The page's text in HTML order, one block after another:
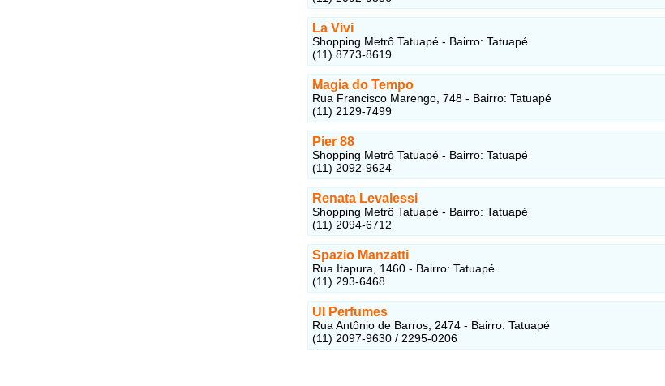
La Vivi
Shopping Metrô Tatuapé - Bairro: Tatuapé
(11) 8773-8619
Magia do Tempo
Rua Francisco Marengo, 748 - Bairro: Tatuapé
(11) 2129-7499
Pier 88
Shopping Metrô Tatuapé - Bairro: Tatuapé
(11) 2092-9624
Renata Levalessi
Shopping Metrô Tatuapé - Bairro: Tatuapé
(11) 2094-6712
Spazio Manzatti
Rua Itapura, 1460 - Bairro: Tatuapé
(11) 293-6468
UI Perfumes
Rua Antônio de Barros, 2474 - Bairro: Tatuapé
(11) 2097-9630 / 2295-0206